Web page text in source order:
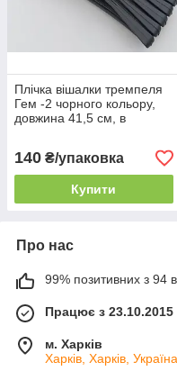
Плічка вішалки тремпеля
Гем -2 чорного кольору,
довжина 41,5 см, в
140 ₴/упаковка
Купити
Про нас
99% позитивних з 94
Працює з 23.10.2015
м. Харків
Харків, Харків, Україна